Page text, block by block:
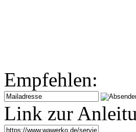
Empfehlen:
Link zur